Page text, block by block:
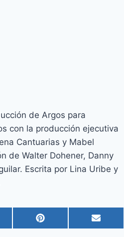
de Argos para
con la producción ejecutiva
Cantuarias y Mabel
de Walter Dohener, Danny
Escrita por Lina Uribe y
C
o
P
i
C
o
E
m